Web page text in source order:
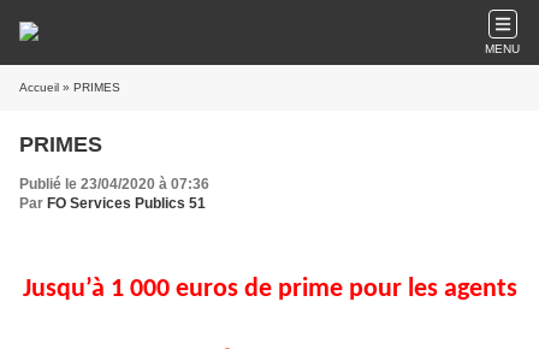
MENU
Accueil » PRIMES
PRIMES
Publié le 23/04/2020 à 07:36
Par FO Services Publics 51
Jusqu’à 1 000 euros de prime pour les agents